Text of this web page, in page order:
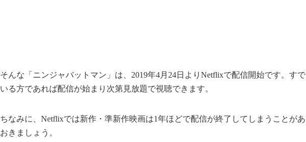
そんな「ニンジャバットマン」は、2019年4月24日よりNetflixで配信開始です。す
いる方であれば配信が始まり次第見放題で視聴できます。
ちなみに、Netflixでは新作・準新作映画は1年ほどで配信が終了してしまうことが
おきましょう。